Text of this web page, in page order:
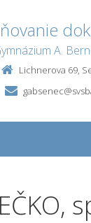
A.
Lichnerova 69,